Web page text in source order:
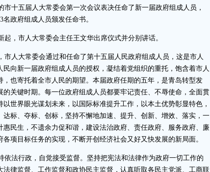
十五届人大常委会第一次会议表决任命了新一届政府组成人员，
政府组成人员颁发任命书。
，市人大常委会主任王文华出席仪式并分别讲话。
人大常委会通过和任命了第十五届人民政府组成人员，这是市人
民向新一届政府组成人员的授权，凝结着党组织的重托，饱含着市人
，也寄托着全市人民的期望。本届政府任期的五年，是青岛转型发
的关键时期。每一位政府组成人员都要牢记责任、不辱使命，全面贯
世界眼光谋划未来，以国际标准提升工作，以本土优势彰显特色，
达标、夺标、创标，坚持不懈地加速、提升、创新、增效、落实，一
惠民生，不遗余力促和谐，建设法治政府、责任政府、服务政府、廉
项目标任务的实现，不断开创经济社会又好又快发展的新局面。
法行政，自觉接受监督。坚持把宪法和法律作为政府一切工作的
法律监督、工作监督和政协民主监督，认真听取各民主党派、工商联